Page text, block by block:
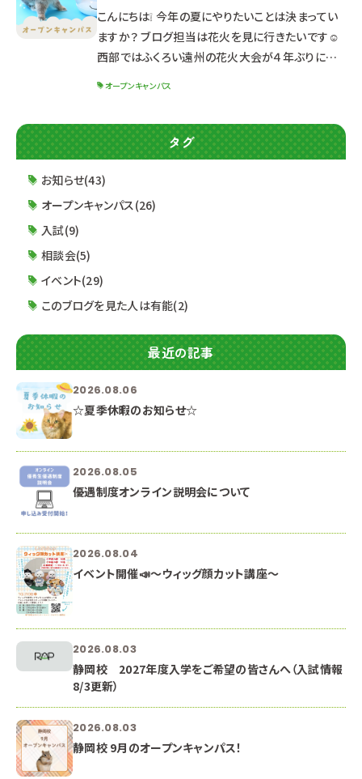
い。 内容：☆トリミング体験☆ わんちゃんの
マネキンにブラッシング体験
こんにちは❕ 今年の夏にやりたいことは決まってい
ますか？ ブログ担当は花火を見に行きたいです☺
西部ではふくろい遠州の花火大会が４年ぶりに開
イベントといえば！！！ ルネサンスのオープンキャン
パスもチェックしてみてね◎ ※日程や体験メ
ニューによって時間が異なるためご注意ください！
※オープンキャンパスは《浜松校》の校舎で行いま
オープンキャンパス
タグ
お知らせ(43)
オープンキャンパス(26)
入試(9)
相談会(5)
イベント(29)
このブログを見た人は有能(2)
最近の記事
2026.08.06
☆夏季休暇のお知らせ☆
2026.08.05
優遇制度オンライン説明会について
2026.08.04
イベント開催📣～ウィッグ顔カット講座～
2026.08.03
静岡校 2027年度入学をご希望の皆さんへ（入試情報
8/3更新）
2026.08.03
静岡校 9月のオープンキャンパス！